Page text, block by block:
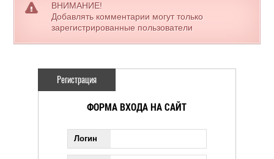
ВНИМАНИЕ!
Добавлять комментарии могут только
зарегистрированные пользователи
Регистрация
ФОРМА ВХОДА НА САЙТ
Логин